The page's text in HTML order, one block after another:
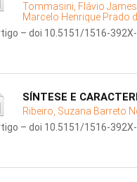
Tommasini, Flávio
Marcelo Henrique Prado
– doi 10.5151/1516-
SÍNTESE E
Ribeiro, Suzana Barreto
– doi 10.5151/1516-